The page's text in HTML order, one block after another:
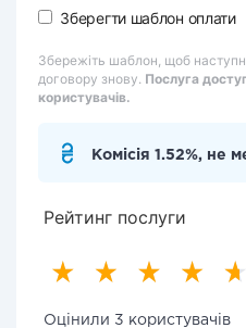
Зберегти шаблон оплати
Збережіть шаблон, щоб
договору знову. Послуга
користувачів.
Комісія 1.52%, не
Рейтинг послуги
Оцінили 3 користувачів